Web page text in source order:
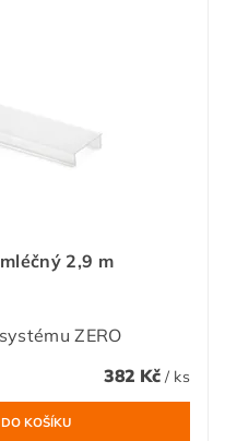
2,9 m
ZERO
382 Kč / ks